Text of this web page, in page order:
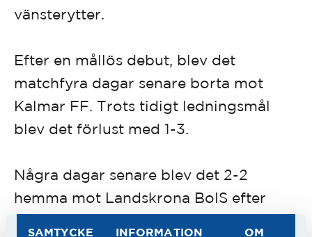
SAMTYCKE INFORMATION OM
vänsterytter.
Efter en mållös debut, blev det
matchfyra dagar senare borta mot
Kalmar FF. Trots tidigt ledningsmål
blev det förlust med 1-3.
Några dagar senare blev det 2-2
hemma mot Landskrona BoIS efter